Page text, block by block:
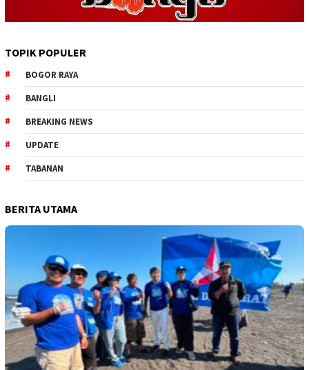
TOPIK POPULER
BOGOR RAYA
BANGLI
BREAKING NEWS
UPDATE
TABANAN
BERITA UTAMA